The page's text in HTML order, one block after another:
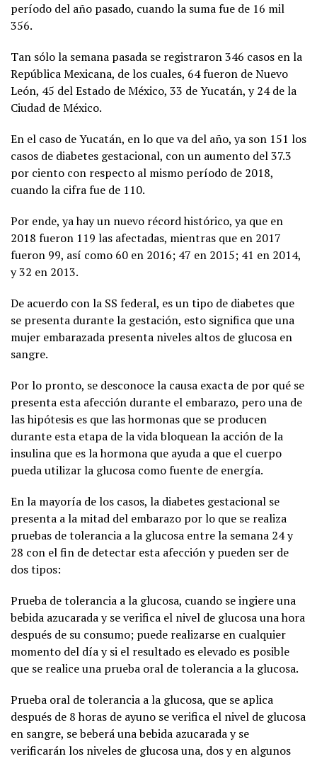
período del año pasado, cuando la suma fue de 16 mil
356.
Tan sólo la semana pasada se registraron 346 casos en la
República Mexicana, de los cuales, 64 fueron de Nuevo
León, 45 del Estado de México, 33 de Yucatán, y 24 de la
Ciudad de México.
En el caso de Yucatán, en lo que va del año, ya son 151 los
casos de diabetes gestacional, con un aumento del 37.3
por ciento con respecto al mismo período de 2018,
cuando la cifra fue de 110.
Por ende, ya hay un nuevo récord histórico, ya que en
2018 fueron 119 las afectadas, mientras que en 2017
fueron 99, así como 60 en 2016; 47 en 2015; 41 en 2014,
y 32 en 2013.
De acuerdo con la SS federal, es un tipo de diabetes que
se presenta durante la gestación, esto significa que una
mujer embarazada presenta niveles altos de glucosa en
sangre.
Por lo pronto, se desconoce la causa exacta de por qué se
presenta esta afección durante el embarazo, pero una de
las hipótesis es que las hormonas que se producen
durante esta etapa de la vida bloquean la acción de la
insulina que es la hormona que ayuda a que el cuerpo
pueda utilizar la glucosa como fuente de energía.
En la mayoría de los casos, la diabetes gestacional se
presenta a la mitad del embarazo por lo que se realiza
pruebas de tolerancia a la glucosa entre la semana 24 y
28 con el fin de detectar esta afección y pueden ser de
dos tipos:
Prueba de tolerancia a la glucosa, cuando se ingiere una
bebida azucarada y se verifica el nivel de glucosa una hora
después de su consumo; puede realizarse en cualquier
momento del día y si el resultado es elevado es posible
que se realice una prueba oral de tolerancia a la glucosa.
Prueba oral de tolerancia a la glucosa, que se aplica
después de 8 horas de ayuno se verifica el nivel de glucosa
en sangre, se beberá una bebida azucarada y se
verificarán los niveles de glucosa una, dos y en algunos